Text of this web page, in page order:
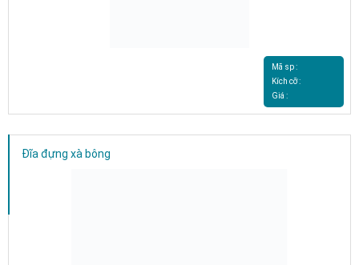
Mã sp :
Kích cỡ :
Giá :
Đĩa đựng xà bông